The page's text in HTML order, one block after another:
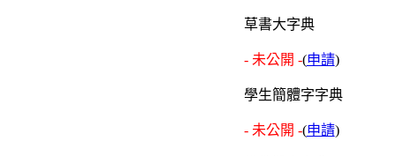
草書大字典
- 未公開 -(申請)
學生簡體字字典
- 未公開 -(申請)